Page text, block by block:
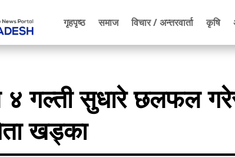
गृहपृष्ठ समाज विचार / अन्तरवार्ता कृषि
४ गल्ती सुधारे छलफल
खड्का